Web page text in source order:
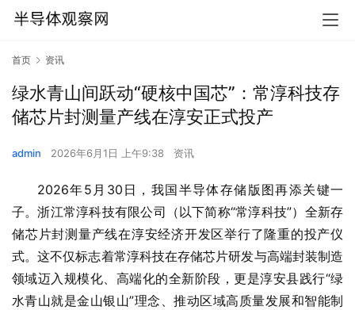
首页 资讯
绿水青山间跃动“硬核中国芯”：常淳科技存
储芯片封测量产线在淳安正式投产
admin 2026年6月1日 上午9:38 资讯
2026年5月30日，我国半导体存储版图再添关键一
子。浙江常淳科技有限公司（以下简称“常淳科技”）全新存
储芯片封测量产线在淳安经济开发区举行了隆重的投产仪
式。这不仅标志着常淳科技在存储芯片研发与高端封装制造
领域迈入规模化、高端化的全新阶段，更是淳安县践行“绿
水青山就是金山银山”理念、推动区域高质量发展和智能制